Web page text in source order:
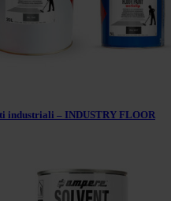
industriali – INDUSTRY FLOOR